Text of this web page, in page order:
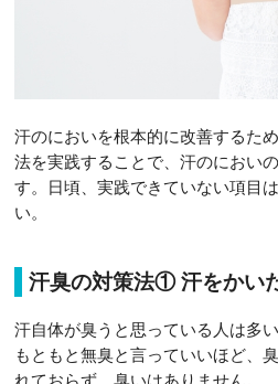
汗のにおいを根本的に改善するた
法を実践することで、汗のにおい
す。日頃、実践できていない項目
い。
汗臭の対策法① 汗をかい
汗自体が臭うと思っている人は多
もともと無臭と言っていいほど、